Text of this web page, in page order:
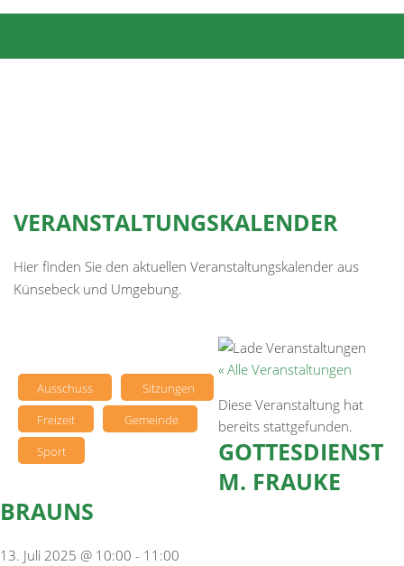
VERANSTALTUNGSKALENDER
Hier finden Sie den aktuellen Veranstaltungskalender aus
Künsebeck und Umgebung.
Ausschuss
Sitzungen
Freizeit
Gemeinde
Sport
« Alle Veranstaltungen
Diese Veranstaltung hat
bereits stattgefunden.
GOTTESDIENST
M. FRAUKE
BRAUNS
13. Juli 2025 @ 10:00 - 11:00